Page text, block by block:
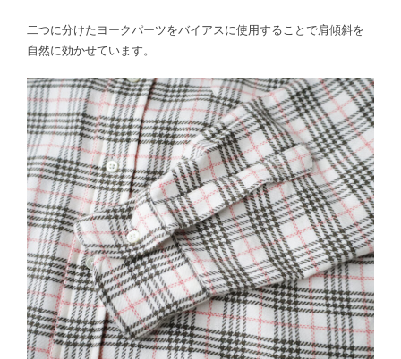
二つに分けたヨークパーツをバイアスに使用することで肩傾斜を
自然に効かせています。